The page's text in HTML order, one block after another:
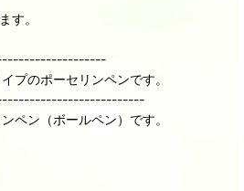
す。
プのポーセリンペンです。
ペン（ボールペン）です。